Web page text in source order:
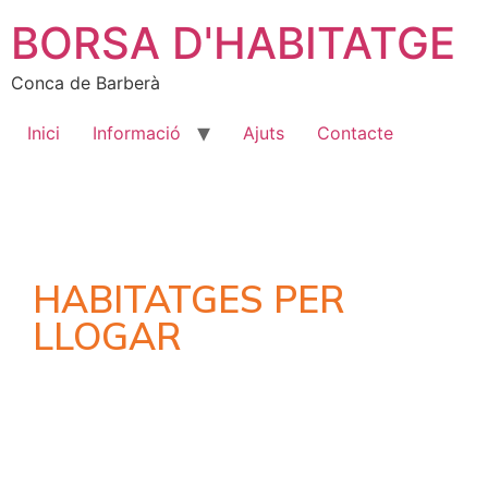
BORSA D'HABITATGE
Conca de Barberà
Inici Informació Ajuts Contacte
HABITATGES PER
LLOGAR